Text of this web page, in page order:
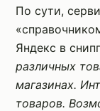
По сути,
Яндекс в
различных
магазинах.
товаров.